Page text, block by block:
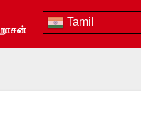
Tamil